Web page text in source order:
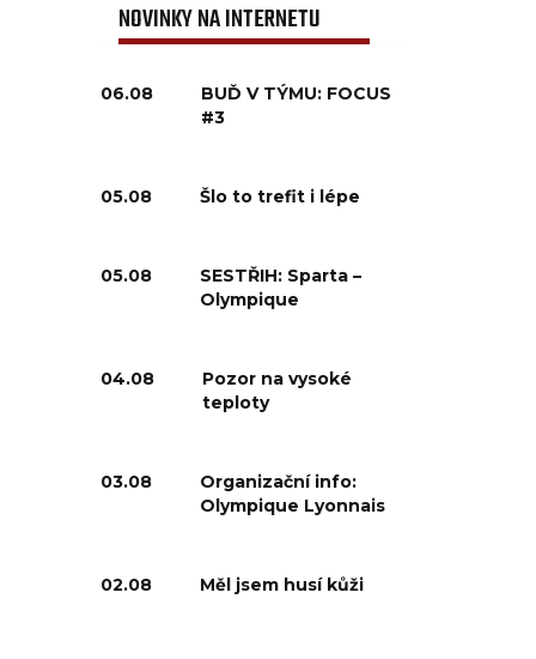
NOVINKY NA INTERNETU
06.08
BUĎ V TÝMU: FOCUS
#3
05.08 Šlo to trefit i lépe
05.08
SESTŘIH: Sparta –
Olympique
04.08
Pozor na vysoké
teploty
03.08
Organizační info:
Olympique Lyonnais
02.08 Měl jsem husí kůži